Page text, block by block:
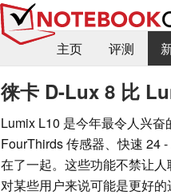
主页
评测
徕卡 D-Lux 8 比
Lumix L10 是今年最令人兴
FourThirds 传感器、快速 24
在了一起。这些功能不禁让
对某些用户来说可能是更好的